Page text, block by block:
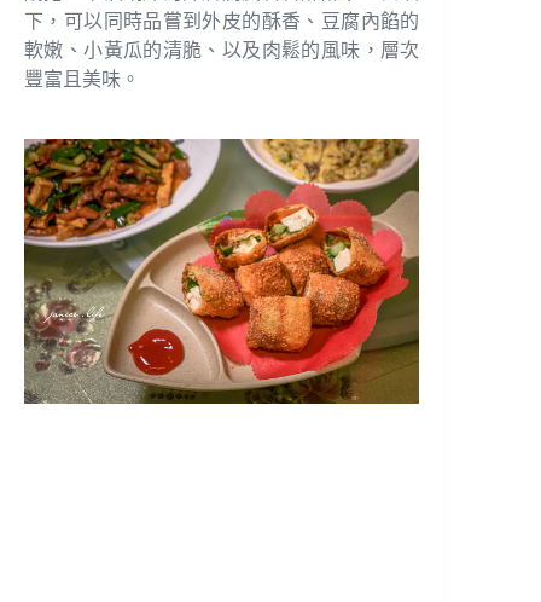
下，可以同時品嘗到外皮的酥香、豆腐內餡的
軟嫩、小黃瓜的清脆、以及肉鬆的風味，層次
豐富且美味。